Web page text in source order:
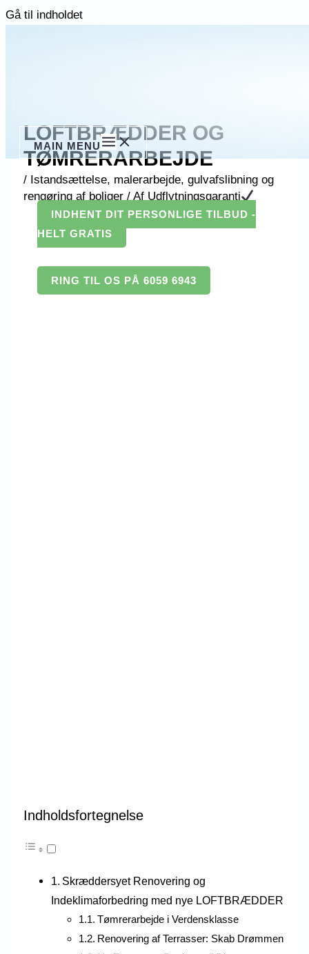
Gå til indholdet
MAIN MENU
LOFTBRÆDDER OG
TØMRERARBEJDE
/ Istandsættelse, malerarbejde, gulvafslibning og
rengøring af boliger / Af Udflytningsgaranti
INDHENT DIT PERSONLIGE TILBUD -
HELT GRATIS
RING TIL OS PÅ 6059 6943
Indholdsfortegnelse
Skræddersyet Renovering og
Indeklimaforbedring med nye LOFTBRÆDDER
Tømrerarbejde i Verdensklasse
Renovering af Terrasser: Skab Drømmen